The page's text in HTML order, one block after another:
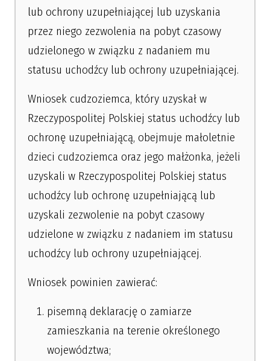
lub ochrony uzupełniającej lub uzyskania
przez niego zezwolenia na pobyt czasowy
udzielonego w związku z nadaniem mu
statusu uchodźcy lub ochrony uzupełniającej.
Wniosek cudzoziemca, który uzyskał w
Rzeczypospolitej Polskiej status uchodźcy lub
ochronę uzupełniającą, obejmuje małoletnie
dzieci cudzoziemca oraz jego małżonka, jeżeli
uzyskali w Rzeczypospolitej Polskiej status
uchodźcy lub ochronę uzupełniającą lub
uzyskali zezwolenie na pobyt czasowy
udzielone w związku z nadaniem im statusu
uchodźcy lub ochrony uzupełniającej.
Wniosek powinien zawierać:
pisemną deklarację o zamiarze
zamieszkania na terenie określonego
województwa;